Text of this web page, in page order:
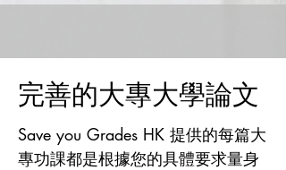
完善的大專大學論文
Save you Grades HK 提供的每篇大
專功課都是根據您的具體要求量身